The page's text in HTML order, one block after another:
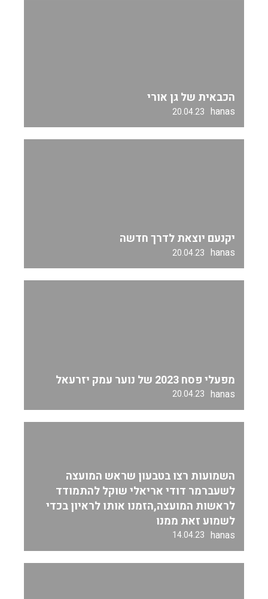
הכבאית של גן אורי
hanas
20.04.23
יקנעם יוצאת לדרך חדשה
hanas
20.04.23
מפעלי פסח 2023 של נוער עמק יזרעאל
hanas
20.04.23
השמועות רצו בטבעון שראש המועצה
לשעברמר דודי אריאלי שוקל להתמודד
לראשות המועצה,הזמנו אותו לראיון בכדי
לשמוע זאת ממנו
hanas
14.04.23